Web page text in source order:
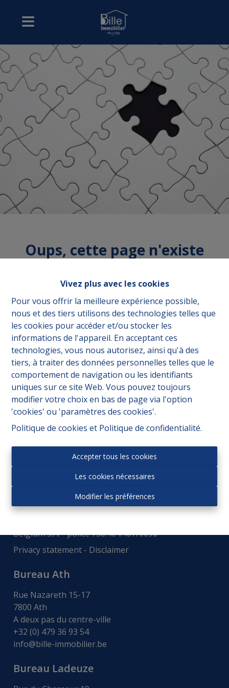
Vivez plus avec les cookies
Pour vous offrir la meilleure expérience possible,
nous et des tiers utilisons des technologies telles que
les cookies pour accéder et/ou stocker les
informations de l'appareil. En acceptant ces
technologies, vous nous autorisez, ainsi qu'à des
tiers, à traiter des données personnelles telles que le
comportement de navigation ou les identifiants
uniques sur ce site Web. Vous pouvez toujours
modifier votre choix en bas de page via l'option
'cookies' ou 'paramètres des cookies'.
Politique de cookies et Politique de confidentialité.
Accepter tous les cookies
Les cookies nécessaires
Modifier les préférences
Oups, cette page n'existe
À acheter À Louer
Autorité de surveillance:
du Luxembourg 16b - 1000 Bruxelles -
Code déontologie.
Belgium S.A. - police 730.404.407/0096
Privacy statement - Disclaimer
Bureau Ath
Rue Nazareth 15-17
7800 Ath
A deux pas du centre-ville
+32 (0) 479 36 93 54
info@bille-immobilier.be
Bureau Ladeuze